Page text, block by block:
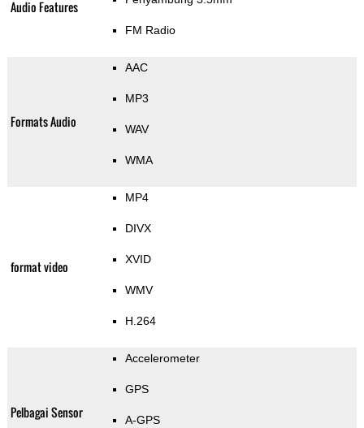
Audio Features
FM Radio
Formats Audio
AAC
MP3
WAV
WMA
format video
MP4
DIVX
XVID
WMV
H.264
Pelbagai Sensor
Accelerometer
GPS
A-GPS